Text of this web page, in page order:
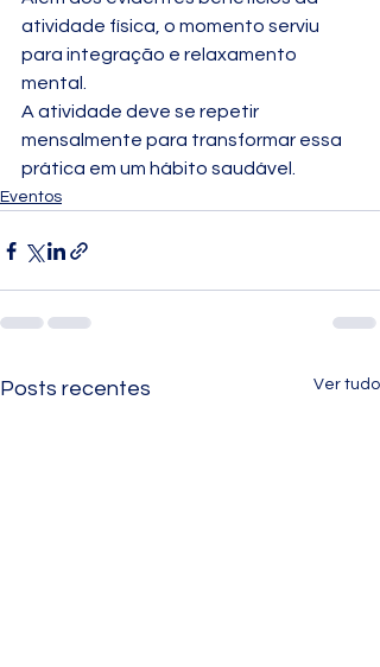
atividade física, o momento serviu
para integração e relaxamento
mental.
A atividade deve se repetir
mensalmente para transformar essa
prática em um hábito saudável.
Eventos
Posts recentes Ver tudo